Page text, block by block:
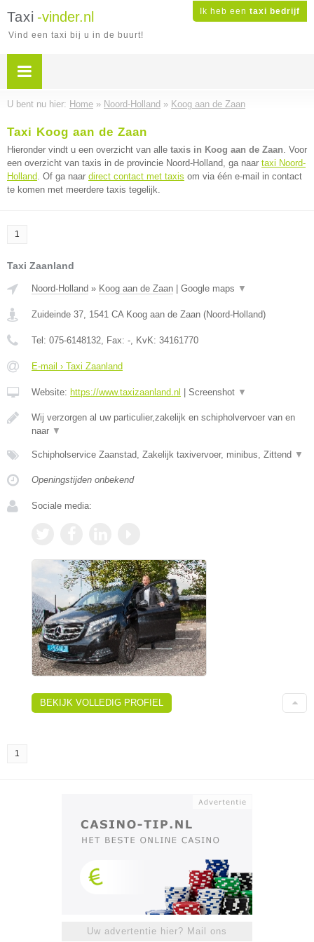
Ik heb een taxi bedrijf
Taxi -vinder.nl
Vind een taxi bij u in de buurt!
U bent nu hier: Home » Noord-Holland » Koog aan de Zaan
Taxi Koog aan de Zaan
Hieronder vindt u een overzicht van alle taxis in Koog aan de Zaan. Voor
een overzicht van taxis in de provincie Noord-Holland, ga naar taxi Noord-
Holland. Of ga naar direct contact met taxis om via één e-mail in contact
te komen met meerdere taxis tegelijk.
1
Taxi Zaanland
Noord-Holland » Koog aan de Zaan Google maps ▼
Zuideinde 37, 1541 CA Koog aan de Zaan (Noord-Holland)
Tel: 075-6148132, Fax: -, KvK: 34161770
E-mail › Taxi Zaanland
Website: https://www.taxizaanland.nl Screenshot ▼
Wij verzorgen al uw particulier,zakelijk en schipholvervoer van en
naar ▼
Schipholservice Zaanstad, Zakelijk taxivervoer, minibus, Zittend ▼
Openingstijden onbekend
Sociale media:
BEKIJK VOLLEDIG PROFIEL
1
Uw advertentie hier? Mail ons